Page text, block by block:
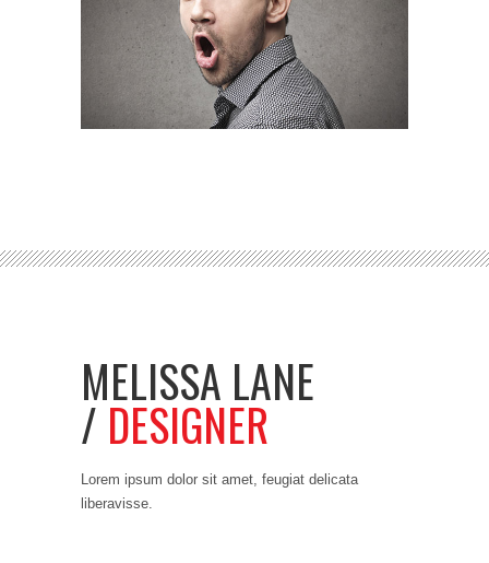
MELISSA LANE
/ DESIGNER
Lorem ipsum dolor sit amet, feugiat delicata
liberavisse.